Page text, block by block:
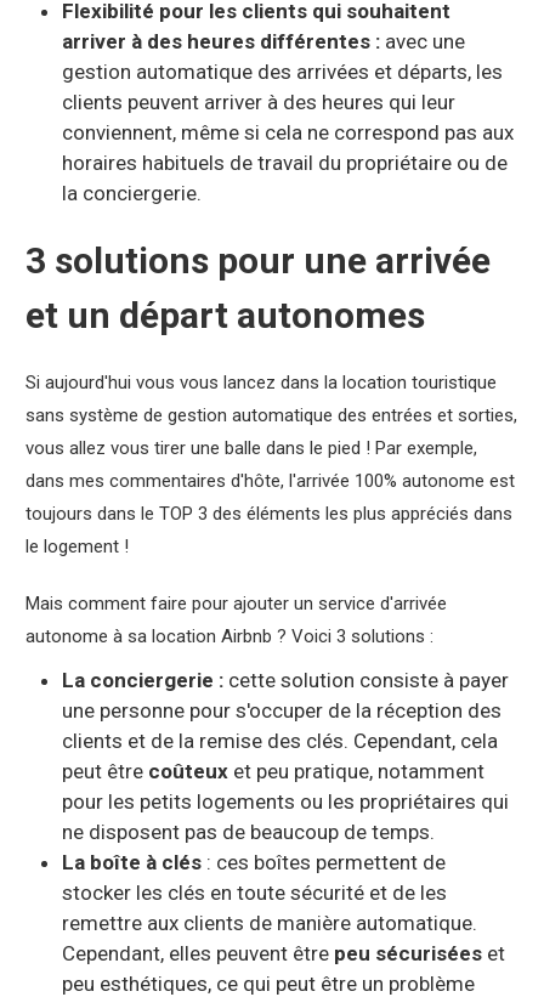
Flexibilité pour les clients qui souhaitent
arriver à des heures différentes :avec une
gestion automatique des arrivées et départs, les
clients peuvent arriver à des heures qui leur
conviennent, même si cela ne correspond pas aux
horaires habituels de travail du propriétaire ou de
la conciergerie.
3 solutions pour une arrivée
et un départ autonomes
Si aujourd'hui vous vous lancez dans la location touristique
sans système de gestion automatique des entrées et sorties,
vous allez vous tirer une balle dans le pied ! Par exemple,
dans mes commentaires d'hôte, l'arrivée 100% autonome est
toujours dans le TOP 3 des éléments les plus appréciés dans
le logement !
Mais comment faire pour ajouter un service d'arrivée
autonome à sa location Airbnb ? Voici 3 solutions :
La conciergerie : cette solution consiste à payer
une personne pour s'occuper de la réception des
clients et de la remise des clés. Cependant, cela
peut être coûteuxet peu pratique, notamment
pour les petits logements ou les propriétaires qui
ne disposent pas de beaucoup de temps.
La boîte à clés: ces boîtes permettent de
stocker les clés en toute sécurité et de les
remettre aux clients de manière automatique.
Cependant, elles peuvent être peu sécuriséeset
peu esthétiques, ce qui peut être un problème